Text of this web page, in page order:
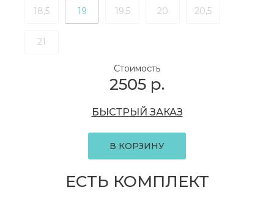
18,5 19 19,5 20 20,5
21
Стоимость
2505 р.
БЫСТРЫЙ ЗАКАЗ
В КОРЗИНУ
ЕСТЬ КОМПЛЕКТ